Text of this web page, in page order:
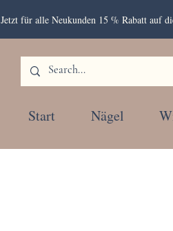
Jetzt für alle Neukunden 15 % Rabatt auf
Start Nägel